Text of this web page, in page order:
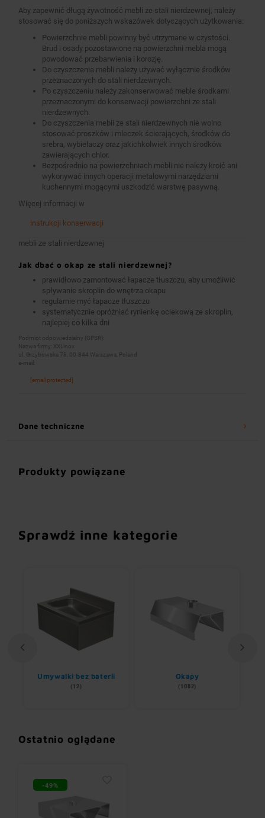
Aby zapewnić długą żywotność mebli ze stali nierdzewnej, należy
stosować się do poniższych wskazówek dotyczących użytkowania:
Powierzchnie mebli powinny być utrzymane w czystości.
Brud i osady pozostawione na powierzchni mebla mogą
powodować przebarwienia i korozję.
Do czyszczenia mebli należy używać wyłącznie środków
przeznaczonych do stali nierdzewnych.
Po czyszczeniu należy zakonserwować meble środkami
przeznaczonymi do konserwacji powierzchni ze stali
nierdzewnych.
Do czyszczenia mebli ze stali nierdzewnych nie wolno
stosować proszków i mleczek ścierających, środków do
srebra, wybielaczy oraz jakichkolwiek innych środków
zawierających chlor.
Bezpośrednio na powierzchniach mebli nie należy kroić ani
wykonywać innych operacji metalowymi narzędziami
kuchennymi mogącymi uszkodzić warstwę pasywną.
Więcej informacji w
instrukcji konserwacji
mebli ze stali nierdzewnej
Jak dbać o okap ze stali nierdzewnej?
prawidłowo zamontować łapacze tłuszczu, aby umożliwić
spływanie skroplin do wnętrza okapu
regularnie myć łapacze tłuszczu
systematycznie opróżniać rynienkę ociekową ze skroplin,
najlepiej co kilka dni
Podmiot odpowiedzialny (GPSR):
Nazwa firmy: XXLinox
ul. Grzybowska 78, 00-844 Warszawa, Poland
e-mail:
[email protected]
Dane techniczne
Produkty powiązane
Sprawdź inne kategorie
Umywalki bez baterii
(12)
Okapy
(1082)
Ostatnio oglądane
-49%